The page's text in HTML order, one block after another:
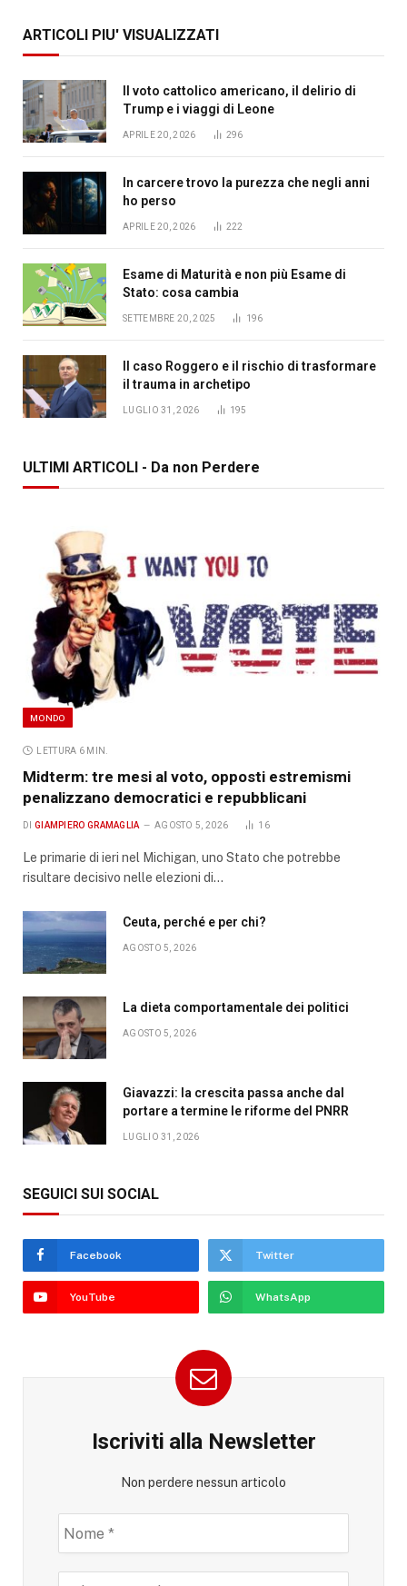
ARTICOLI PIU' VISUALIZZATI
Il voto cattolico americano, il delirio di
Trump e i viaggi di Leone
APRILE 20, 2026 296
In carcere trovo la purezza che negli anni
ho perso
APRILE 20, 2026 222
Esame di Maturità e non più Esame di
Stato: cosa cambia
SETTEMBRE 20, 2025 196
Il caso Roggero e il rischio di trasformare
il trauma in archetipo
LUGLIO 31, 2026 195
ULTIMI ARTICOLI - Da non Perdere
MONDO
LETTURA 6 MIN.
Midterm: tre mesi al voto, opposti estremismi
penalizzano democratici e repubblicani
DI GIAMPIERO GRAMAGLIA AGOSTO 5, 2026 16
Le primarie di ieri nel Michigan, uno Stato che potrebbe
risultare decisivo nelle elezioni di…
Ceuta, perché e per chi?
AGOSTO 5, 2026
La dieta comportamentale dei politici
AGOSTO 5, 2026
Giavazzi: la crescita passa anche dal
portare a termine le riforme del PNRR
LUGLIO 31, 2026
SEGUICI SUI SOCIAL
Facebook Twitter
YouTube WhatsApp
Iscriviti alla Newsletter
Non perdere nessun articolo